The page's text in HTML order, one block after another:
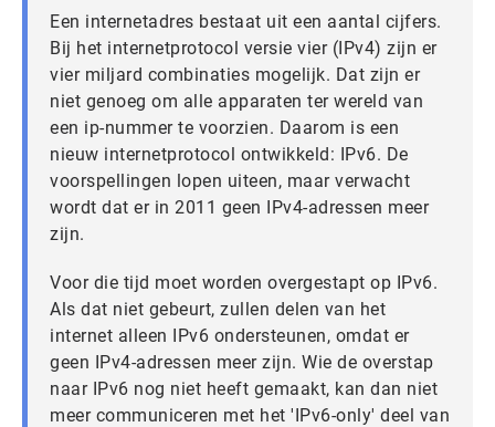
Een internetadres bestaat uit een aantal cijfers.
Bij het internetprotocol versie vier (IPv4) zijn er
vier miljard combinaties mogelijk. Dat zijn er
niet genoeg om alle apparaten ter wereld van
een ip-nummer te voorzien. Daarom is een
nieuw internetprotocol ontwikkeld: IPv6. De
voorspellingen lopen uiteen, maar verwacht
wordt dat er in 2011 geen IPv4-adressen meer
zijn.
Voor die tijd moet worden overgestapt op IPv6.
Als dat niet gebeurt, zullen delen van het
internet alleen IPv6 ondersteunen, omdat er
geen IPv4-adressen meer zijn. Wie de overstap
naar IPv6 nog niet heeft gemaakt, kan dan niet
meer communiceren met het 'IPv6-only' deel van